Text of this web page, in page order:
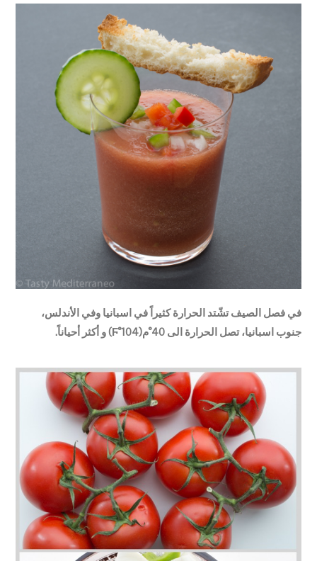
في فصل الصيف تشّتد الحرارة كثيراً في اسبانيا وفي الأندلس،
جنوب اسبانيا، تصل الحرارة الى 40°م(104°Ϝ) و أكثر أحياناً.